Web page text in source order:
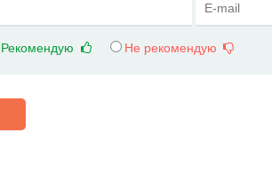
Рекомендую Не рекомендую